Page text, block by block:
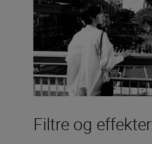
Filtre og effekter